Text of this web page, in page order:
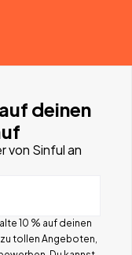
deinen
von Sinful an
10 % auf deinen
tollen Angeboten,